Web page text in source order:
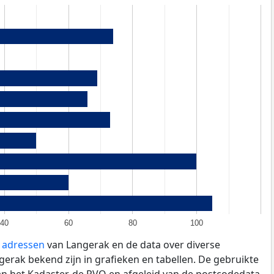
40 60 80 100
van Langerak en de data over diverse
bekend zijn in grafieken en tabellen. De gebruikte